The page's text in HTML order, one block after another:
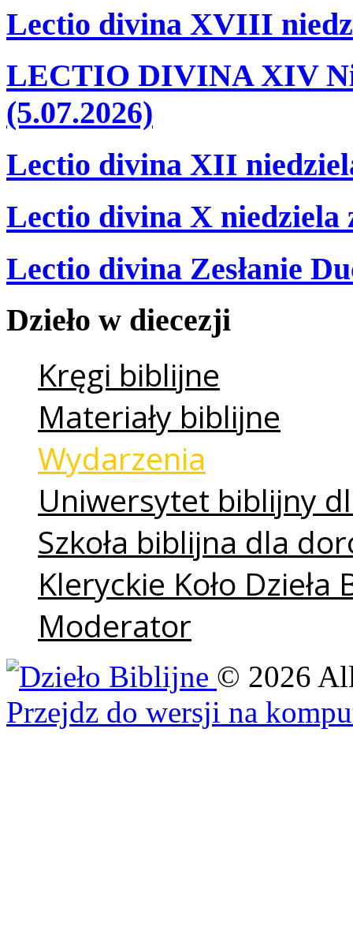
Lectio divina XVIII
LECTIO DIVINA XIV
(5.07.2026)
Lectio divina XII
Lectio divina X niedziela
Lectio divina Zesłanie
Dzieło w diecezji
Kręgi biblijne
Materiały biblijne
Wydarzenia
Uniwersytet biblijny
Szkoła biblijna dla
Kleryckie Koło
Moderator
© 2026
Przejdz do wersji na